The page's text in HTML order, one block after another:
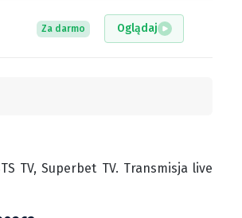
Za darmo Oglądaj
TV, Superbet TV. Transmisja live